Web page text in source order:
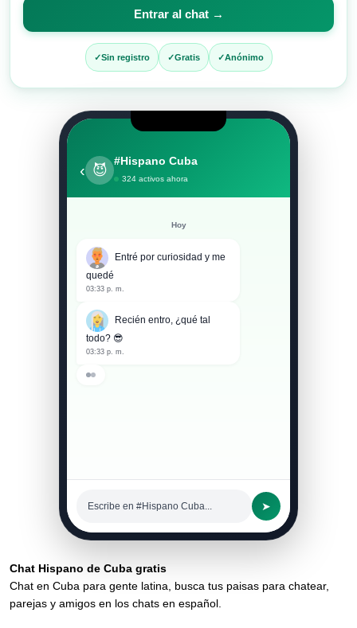
para
entrar
Entrar al chat →
Sin registro Gratis Anónimo
‹ 😈
#Hispano Cuba
324 activos ahora
Hoy
Entré por curiosidad y me
quedé
03:33 p. m.
Recién entro, ¿qué tal
todo? 😎
03:33 p. m.
Escribe en #Hispano Cuba... ➤
Chat Hispano de Cuba gratis
Chat en Cuba para gente latina, busca tus paisas para chatear,
parejas y amigos en los chats en español.